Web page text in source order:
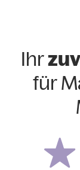
Ihr
für